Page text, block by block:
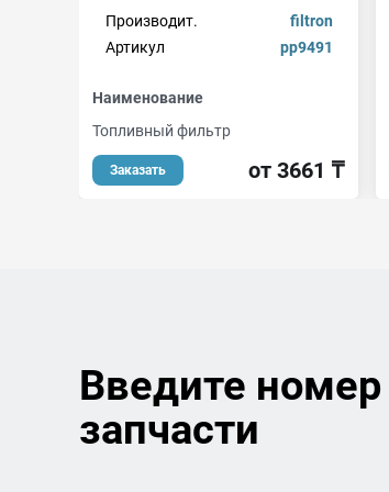
Производит.
filtron
Артикул
pp9491
Наименование
Топливный фильтр
Заказать от 3661 ₸
Введите номер
запчасти